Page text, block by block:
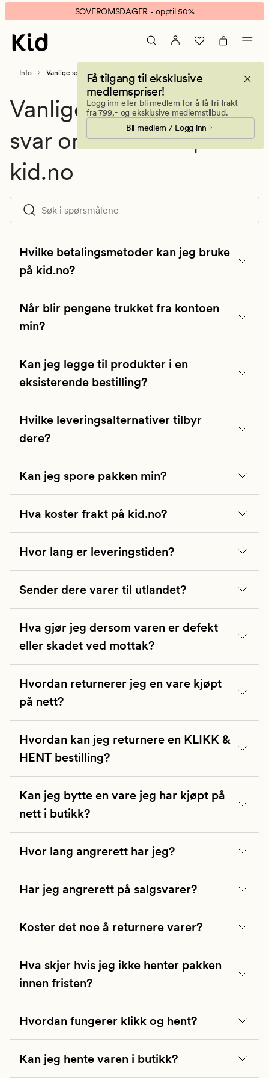
Vanlige
spørsmål
svar
banner.
Klikk
ESCAPE
SOVEROMSDAGER - opptil 50%
Få tilgang til eksklusive
medlemspriser!
Logg inn eller bli medlem for å få fri frakt
fra 799,- og eksklusive medlemstilbud.
Bli medlem / Logg inn
Info Vanlige spørsmål og svar
Vanlige spørsmål og
svar om å handle på
kid.no
Hvilke betalingsmetoder kan jeg bruke
på kid.no?
Når blir pengene trukket fra kontoen
min?
Kan jeg legge til produkter i en
eksisterende bestilling?
Hvilke leveringsalternativer tilbyr
dere?
Kan jeg spore pakken min?
Hva koster frakt på kid.no?
Hvor lang er leveringstiden?
Sender dere varer til utlandet?
Hva gjør jeg dersom varen er defekt
eller skadet ved mottak?
Hvordan returnerer jeg en vare kjøpt
på nett?
Hvordan kan jeg returnere en KLIKK &
HENT bestilling?
butikken du har oppgitt at du vil hente varene i.
https://www.kid.no/finn-butikk/
Kan jeg bytte en vare jeg har kjøpt på
nett i butikk?
Hvor lang angrerett har jeg?
Har jeg angrerett på salgsvarer?
Koster det noe å returnere varer?
Hva skjer hvis jeg ikke henter pakken
innen fristen?
Hvordan fungerer klikk og hent?
Kan jeg hente varen i butikk?